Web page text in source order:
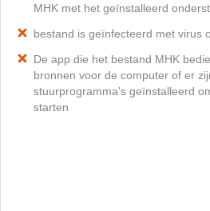
MHK met het geïnstalleerd
bestand is geïnfecteerd met virus
De app die het bestand MHK
bronnen voor de computer of er
stuurprogramma's geïnstalleerd
starten